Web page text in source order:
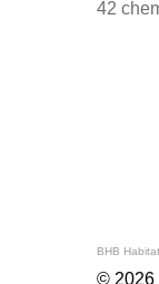
42
BHB
© 2026